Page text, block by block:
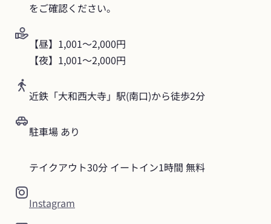
をご確認ください。
【昼】1,001〜2,000円
【夜】1,001〜2,000円
近鉄「大和西大寺」駅(南口)から徒歩2分
駐車場 あり
テイクアウト30分 イートイン1時間 無料
Instagram